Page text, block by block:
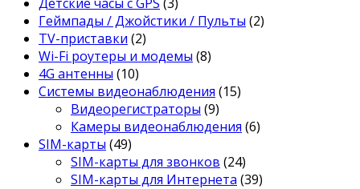
Геймпады / Джойстики / Пульты (2)
TV-приставки (2)
Wi-Fi роутеры и модемы (8)
4G антенны (10)
Системы видеонаблюдения (15)
Видеорегистраторы (9)
Камеры видеонаблюдения (6)
SIM-карты (49)
SIM-карты для звонков (24)
SIM-карты для Интернета (39)